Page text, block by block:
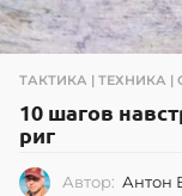
ТАКТИКА | ТЕХНИКА |
10 шагов
риг
Автор: Антон